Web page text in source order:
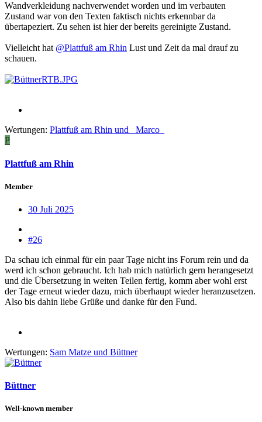
Wandverkleidung nachverwendet worden und im verbauten
Zustand war von den Texten faktisch nichts erkennbar da
übertapeziert. Zu sehen ist hier der bereits gereinigte Zustand.
Vielleicht hat @Plattfuß am Rhin Lust und Zeit da mal drauf zu
schauen.
Wertungen: Plattfuß am Rhin und
_Marco_
P
Plattfuß am Rhin
Member
30 Juli 2025
#26
Da schau ich einmal für ein paar Tage nicht ins Forum rein und da
werd ich schon gebraucht. Ich hab mich natürlich gern herangesetzt
und die Übersetzung in weiten Teilen fertig, komm aber wohl erst
der Tage erneut wieder dazu, mich überhaupt wieder heranzusetzen.
Also bis dahin liebe Grüße und danke für den Fund.
Wertungen: Sam Matze und Büttner
Büttner
Well-known member